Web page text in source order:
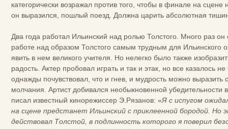
категорически возражал против того, чтобы в финале на сцене
он выразился, пошлый поезд. Должна царить абсолютная
Два года работал Ильинский над ролью Толстого. Много раз
работе над образом Толстого самым трудным для Ильинского
явить в нем великого учителя. Но нелегко было также
радость. Актер пробовал играть и так и этак, но все казалось
однажды почувствовал, что и гнев, и мудрость можно выразить
молчания. Артист добивался необыкновенной убедительности
писал известный кинорежиссер Э.Рязанов: «Я с испугом
на сцене предстанет Ильинский с приклеенной бородой. Но
действовал Толстой, в подлинность которого я поверил